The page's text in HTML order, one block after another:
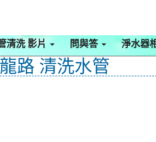
清洗 影片 問與答 淨水器
路 清洗水管